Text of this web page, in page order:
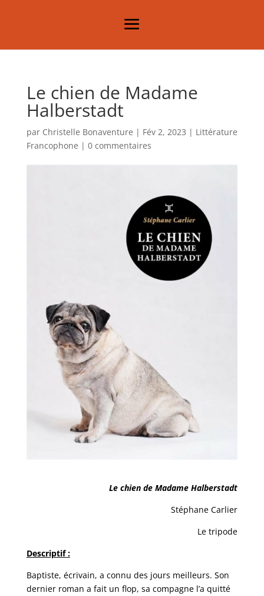
Le chien de Madame
Halberstadt
par Christelle Bonaventure | Fév 2, 2023 | Littérature
Francophone | 0 commentaires
Le chien de Madame Halberstadt
Stéphane Carlier
Le tripode
Descriptif :
Baptiste, écrivain, a connu des jours meilleurs. Son
dernier roman a fait un flop, sa compagne l’a quitté